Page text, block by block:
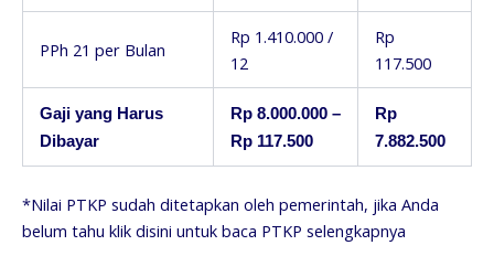
PPh 21 per Bulan
Rp 1.410.000 /
12
Rp
117.500
Gaji yang Harus
Dibayar
Rp 8.000.000 –
Rp 117.500
Rp
7.882.500
*Nilai PTKP sudah ditetapkan oleh pemerintah, jika Anda
belum tahu klik disini untuk baca PTKP selengkapnya